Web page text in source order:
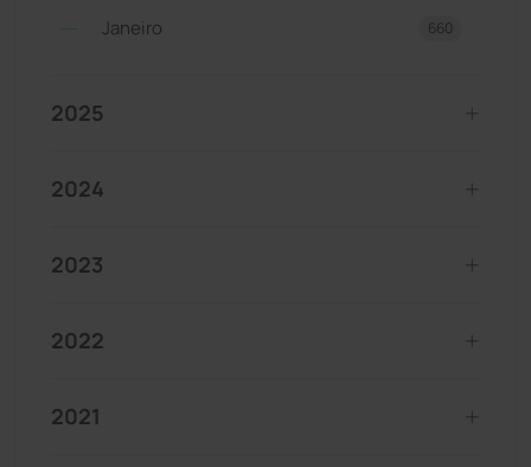
Janeiro 660
2025
2024
2023
2022
2021